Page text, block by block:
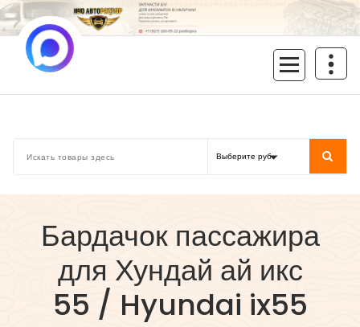
Перейти
к
содержимому
Бардачок пассажира
для Хундай ай икс
55 / Hyundai ix55